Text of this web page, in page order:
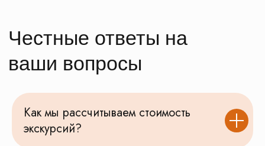
Как мы рассчитываем стоимость
экскурсий?